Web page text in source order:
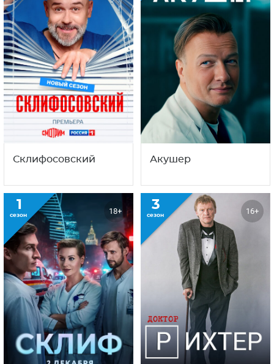
Доктор
Преображенский
Скорая помощь
13
Склифосовский
3
Акушер